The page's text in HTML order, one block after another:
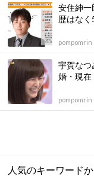
安住紳一
歴はな
pompomrin
宇賀なつ
婚・現在
pompomrin
人気のキーワード